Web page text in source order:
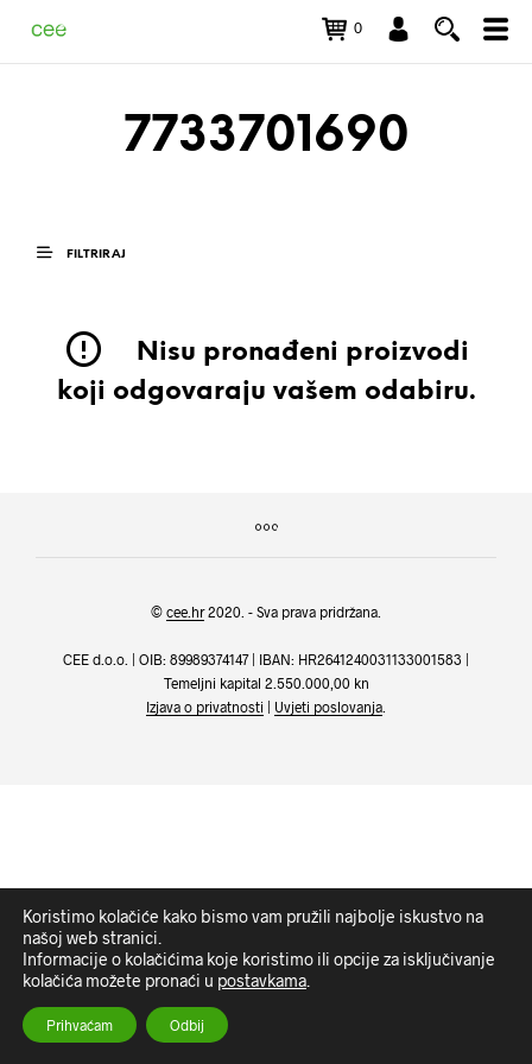
0
7733701690
FILTRIRAJ
Nisu pronađeni proizvodi
koji odgovaraju vašem odabiru.
© cee.hr2020. - Sva prava pridržana.
CEE d.o.o. | OIB: 89989374147 | IBAN: HR2641240031133001583 |
Temeljni kapital 2.550.000,00 kn
Izjava o privatnosti
Uvjeti poslovanja
Koristimo kolačiće kako bismo vam pružili najbolje iskustvo na
našoj web stranici.
Informacije o kolačićima koje koristimo ili opcije za isključivanje
kolačića možete pronaći u postavkama
Prihvaćam Odbij